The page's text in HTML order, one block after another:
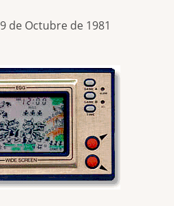
9 de Octubre de 1981